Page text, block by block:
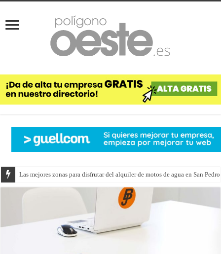
Las mejores zonas para disfrutar del alquiler de motos de agua en San